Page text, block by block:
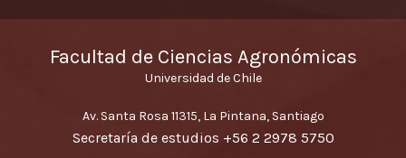
Facultad de Ciencias Agronómicas
Universidad de Chile
Av. Santa Rosa 11315, La Pintana, Santiago
Secretaría de estudios +56 2 2978 5750